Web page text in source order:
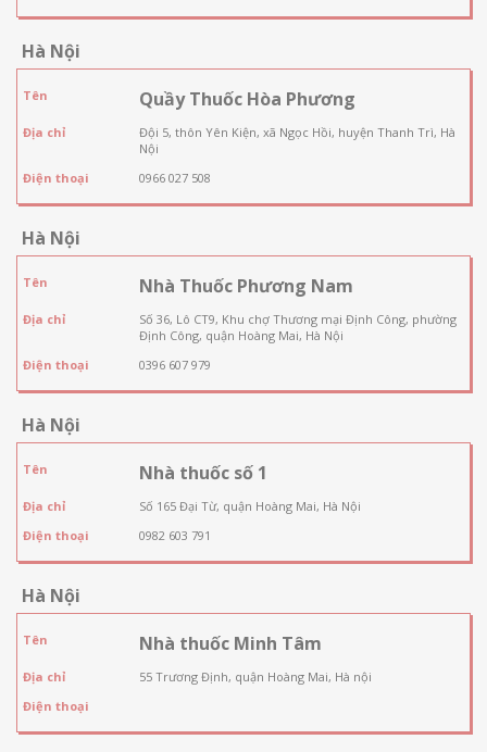
Hà Nội
Tên Quầy Thuốc Hòa Phương
Địa chỉ
Đội 5, thôn Yên Kiện, xã Ngọc Hồi, huyện Thanh Trì, Hà
Nội
Điện thoại
0966 027 508
Hà Nội
Tên Nhà Thuốc Phương Nam
Địa chỉ
Số 36, Lô CT9, Khu chợ Thương mại Định Công, phường
Định Công, quận Hoàng Mai, Hà Nội
Điện thoại
0396 607 979
Hà Nội
Tên Nhà thuốc số 1
Địa chỉ
Số 165 Đại Từ, quận Hoàng Mai, Hà Nội
Điện thoại
0982 603 791
Hà Nội
Tên Nhà thuốc Minh Tâm
Địa chỉ
55 Trương Định, quận Hoàng Mai, Hà nội
Điện thoại